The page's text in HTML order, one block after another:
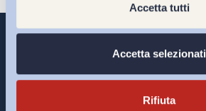
Accetta tutti
Accetta selezionati
Rifiuta